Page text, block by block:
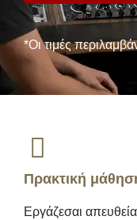
*Οι τιμές
Πρακτική
Εργάζεσαι